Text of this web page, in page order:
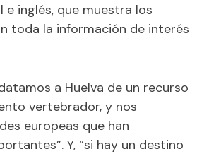
e inglés, que muestra los
toda la información de interés
a Huelva de un recurso
vertebrador, y nos
europeas que han
Y, “si hay un destino